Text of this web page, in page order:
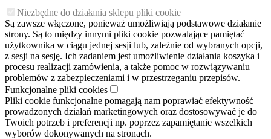
Niezbędne do działania sklepu pliki cookie
Są zawsze włączone, ponieważ umożliwiają podstawowe działanie
strony. Są to między innymi pliki cookie pozwalające pamiętać
użytkownika w ciągu jednej sesji lub, zależnie od wybranych opcji,
z sesji na sesję. Ich zadaniem jest umożliwienie działania koszyka i
procesu realizacji zamówienia, a także pomoc w rozwiązywaniu
problemów z zabezpieczeniami i w przestrzeganiu przepisów.
Funkcjonalne pliki cookies
Pliki cookie funkcjonalne pomagają nam poprawiać efektywność
prowadzonych działań marketingowych oraz dostosowywać je do
Twoich potrzeb i preferencji np. poprzez zapamiętanie wszelkich
wyborów dokonywanych na stronach.